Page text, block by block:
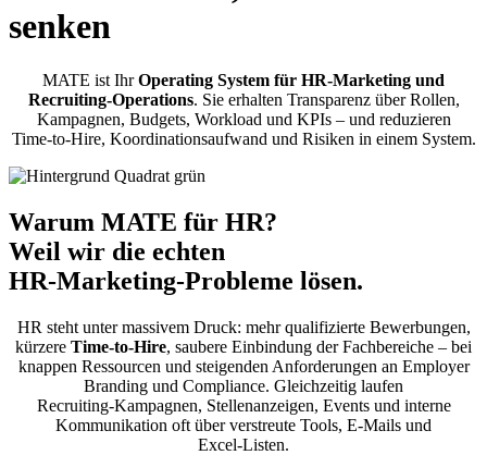
senken
MATE ist IhrOperating System für HR‑Marketing und
Recruiting‑Operations. Sie erhalten Transparenz über Rollen,
Kampagnen, Budgets, Workload und KPIs – und reduzieren
Time‑to‑Hire, Koordinationsaufwand und Risiken in einem System.
Warum MATE für HR?
Weil wir die echten
HR‑Marketing‑Probleme lösen.
HR steht unter massivem Druck: mehr qualifizierte Bewerbungen,
kürzere Time‑to‑Hire, saubere Einbindung der Fachbereiche – bei
knappen Ressourcen und steigenden Anforderungen an Employer
Branding und Compliance. Gleichzeitig laufen
Recruiting‑Kampagnen, Stellenanzeigen, Events und interne
Kommunikation oft über verstreute Tools, E‑Mails und
Excel‑Listen.